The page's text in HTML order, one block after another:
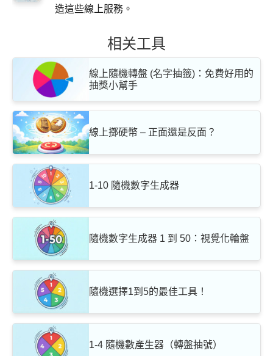
造這些線上服務。
相关工具
線上隨機轉盤 (名字抽籤)：免費好用的
抽獎小幫手
線上擲硬幣 – 正面還是反面？
1-10 隨機數字生成器
隨機數字生成器 1 到 50：視覺化輪盤
隨機選擇1到5的最佳工具！
1-4 隨機數產生器（轉盤抽號）